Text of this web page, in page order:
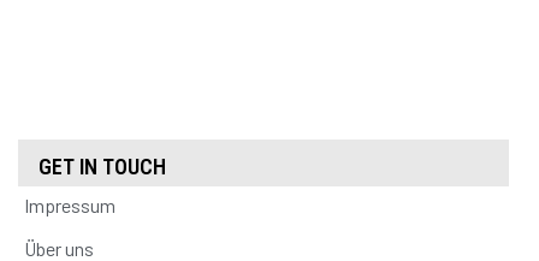
GET IN TOUCH
Impressum
Über uns